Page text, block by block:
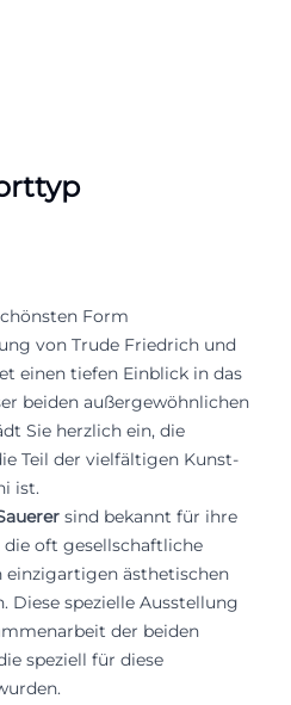
Form
von Trude Friedrich und
einen tiefen Einblick in das
beiden außergewöhnlichen
Sie herzlich ein, die
Teil der vielfältigen Kunst-
ist.
sind bekannt für ihre
oft gesellschaftliche
einzigartigen ästhetischen
Diese spezielle Ausstellung
der beiden
speziell für diese